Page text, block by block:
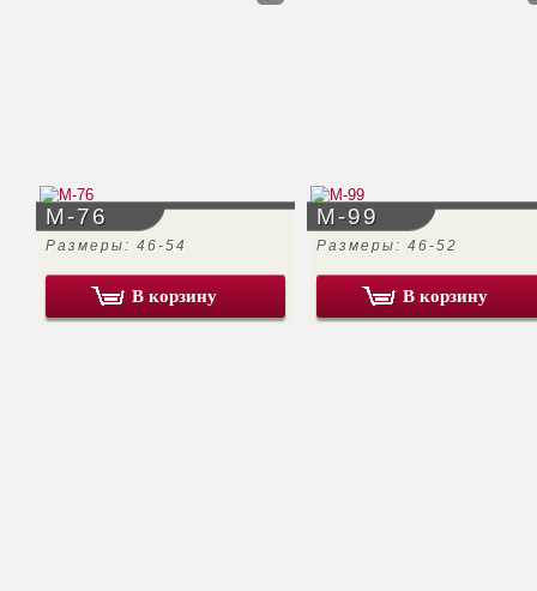
М-76
Размеры: 46-54
В корзину
М-99
Размеры: 46-52
В корзину